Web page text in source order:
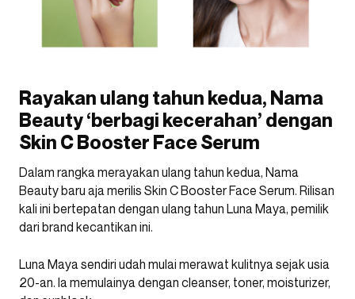
Rayakan ulang tahun kedua, Nama
Beauty ‘berbagi kecerahan’ dengan
Skin C Booster Face Serum
Dalam rangka merayakan ulang tahun kedua, Nama
Beauty baru aja merilis Skin C Booster Face Serum. Rilisan
kali ini bertepatan dengan ulang tahun Luna Maya, pemilik
dari brand kecantikan ini.
Luna Maya sendiri udah mulai merawat kulitnya sejak usia
20-an. Ia memulainya dengan cleanser, toner, moisturizer,